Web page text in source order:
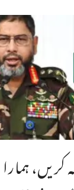
کریں،